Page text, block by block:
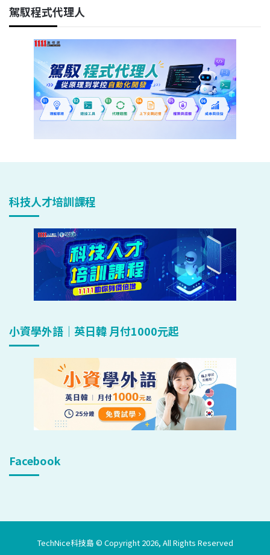
駕馭程式代理人
科技人才培訓課程
小資學外語｜英日韓 月付1000元起
Facebook
TechNice科技島 © Copyright 2026, All Rights Reserved